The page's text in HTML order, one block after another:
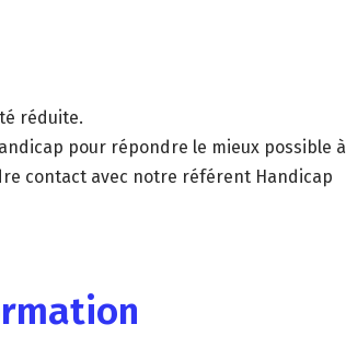
réduite.
pour répondre le mieux possible à
contact avec notre référent Handicap